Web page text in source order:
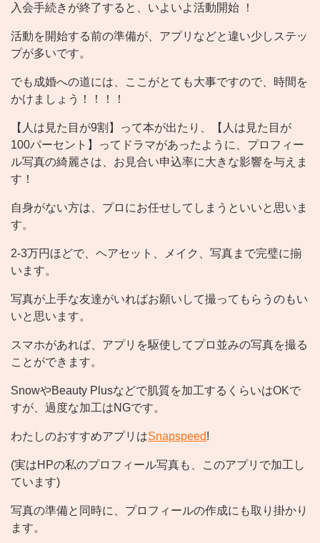
入会手続きが終了すると、いよいよ活動開始 ！
活動を開始する前の準備が、アプリなどと違い少しステッ
プが多いです。
でも成婚への道には、ここがとても大事ですので、時間を
かけましょう！！！！
【人は見た目が9割】って本が出たり、【人は見た目が
100パーセント】ってドラマがあったように、プロフィー
ル写真の綺麗さは、お見合い申込率に大きな影響を与えま
す！
自身がない方は、プロにお任せしてしまうといいと思いま
す。
2-3万円ほどで、ヘアセット、メイク、写真まで完璧に揃
います。
写真が上手な友達がいればお願いして撮ってもらうのもい
いと思います。
スマホがあれば、アプリを駆使してプロ並みの写真を撮る
ことができます。
SnowやBeauty Plusなどで肌質を加工するくらいはOKで
すが、過度な加工はNGです。
わたしのおすすめアプリはSnapspeed!
(実はHPの私のプロフィール写真も、このアプリで加工し
ています)
写真の準備と同時に、プロフィールの作成にも取り掛かり
ます。